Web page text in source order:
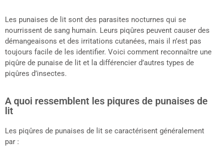
Les punaises de lit sont des parasites nocturnes qui se
nourrissent de sang humain. Leurs piqûres peuvent causer des
démangeaisons et des irritations cutanées, mais il n’est pas
toujours facile de les identifier. Voici comment reconnaître une
piqûre de punaise de lit et la différencier d’autres types de
piqûres d’insectes.
A quoi ressemblent les piqures de punaises de
lit
Les piqûres de punaises de lit se caractérisent généralement
par :